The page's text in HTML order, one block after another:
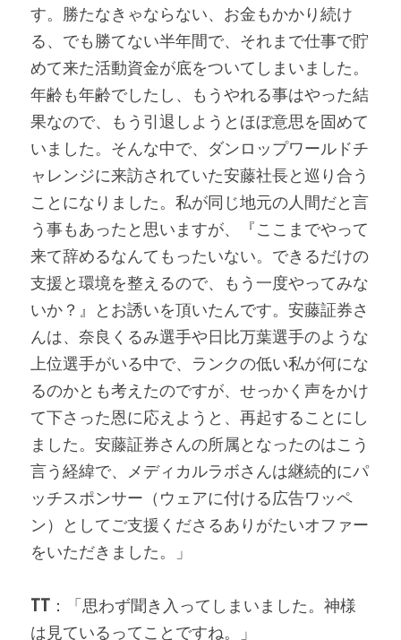
す。勝たなきゃならない、お金もかかり続け
る、でも勝てない半年間で、それまで仕事で貯
めて来た活動資金が底をついてしまいました。
年齢も年齢でしたし、もうやれる事はやった結
果なので、もう引退しようとほぼ意思を固めて
いました。そんな中で、ダンロップワールドチ
ャレンジに来訪されていた安藤社長と巡り合う
ことになりました。私が同じ地元の人間だと言
う事もあったと思いますが、『ここまでやって
来て辞めるなんてもったいない。できるだけの
支援と環境を整えるので、もう一度やってみな
いか？』とお誘いを頂いたんです。安藤証券さ
んは、奈良くるみ選手や日比万葉選手のような
上位選手がいる中で、ランクの低い私が何にな
るのかとも考えたのですが、せっかく声をかけ
て下さった恩に応えようと、再起することにし
ました。安藤証券さんの所属となったのはこう
言う経緯で、メディカルラボさんは継続的にパ
ッチスポンサー（ウェアに付ける広告ワッペ
ン）としてご支援くださるありがたいオファー
をいただきました。」
TT ：「思わず聞き入ってしまいました。神様
は見ているってことですね。」